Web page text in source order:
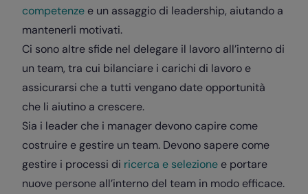
competenze e un assaggio di leadership, aiutando a
mantenerli motivati.
Ci sono altre sfide nel delegare il lavoro all’interno di
un team, tra cui bilanciare i carichi di lavoro e
assicurarsi che a tutti vengano date opportunità
che li aiutino a crescere.
Sia i leader che i manager devono capire come
costruire e gestire un team. Devono sapere come
gestire i processi di ricerca e selezione e portare
nuove persone all’interno del team in modo efficace.